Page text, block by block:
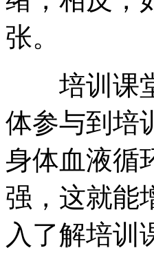
张。
培训课堂
体参与到培
身体血液循
强，这就能
入了解培训